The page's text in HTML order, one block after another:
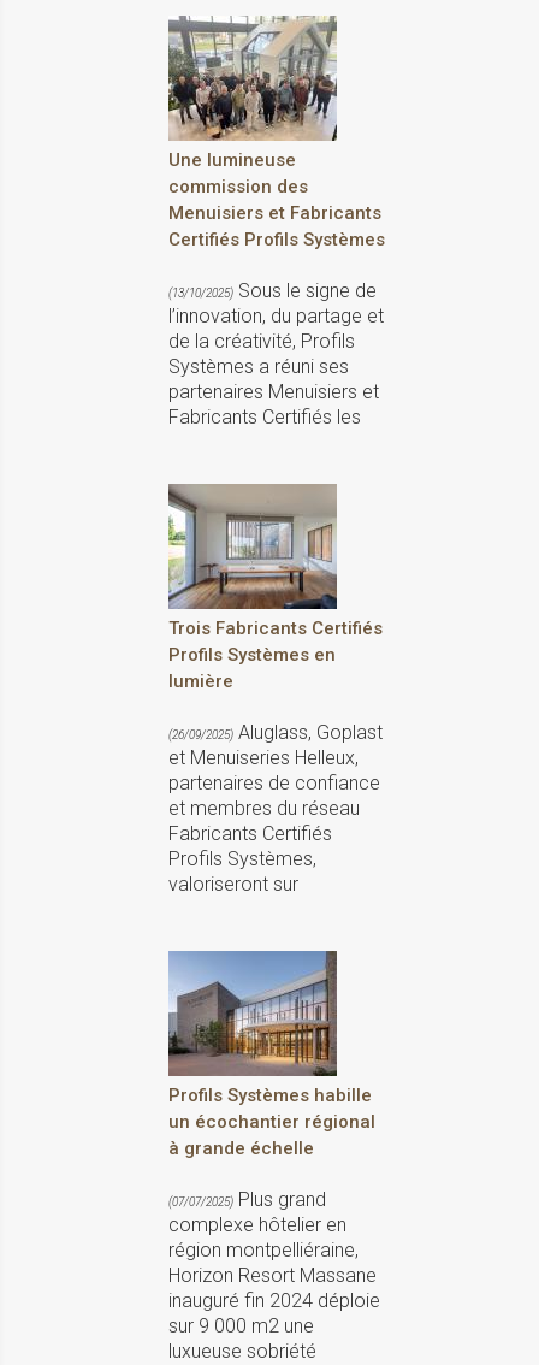
Une lumineuse
commission des
Menuisiers et Fabricants
Certifiés Profils Systèmes
(13/10/2025) Sous le signe de
l’innovation, du partage et
de la créativité, Profils
Systèmes a réuni ses
partenaires Menuisiers et
Fabricants Certifiés les
Trois Fabricants Certifiés
Profils Systèmes en
lumière
(26/09/2025) Aluglass, Goplast
et Menuiseries Helleux,
partenaires de confiance
et membres du réseau
Fabricants Certifiés
Profils Systèmes,
valoriseront sur
Profils Systèmes habille
un écochantier régional
à grande échelle
(07/07/2025) Plus grand
complexe hôtelier en
région montpelliéraine,
Horizon Resort Massane
inauguré fin 2024 déploie
sur 9 000 m2 une
luxueuse sobriété